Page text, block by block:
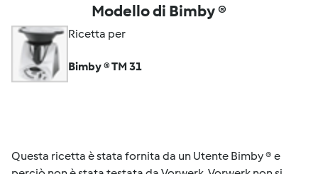
Modello di Bimby ®
Ricetta per
Bimby ® TM 31
Questa ricetta è stata fornita da un Utente Bimby ® e